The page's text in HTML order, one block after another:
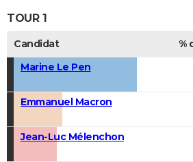
TOUR 1
Candidat %
Marine Le Pen
Emmanuel Macron
Jean-Luc Mélenchon